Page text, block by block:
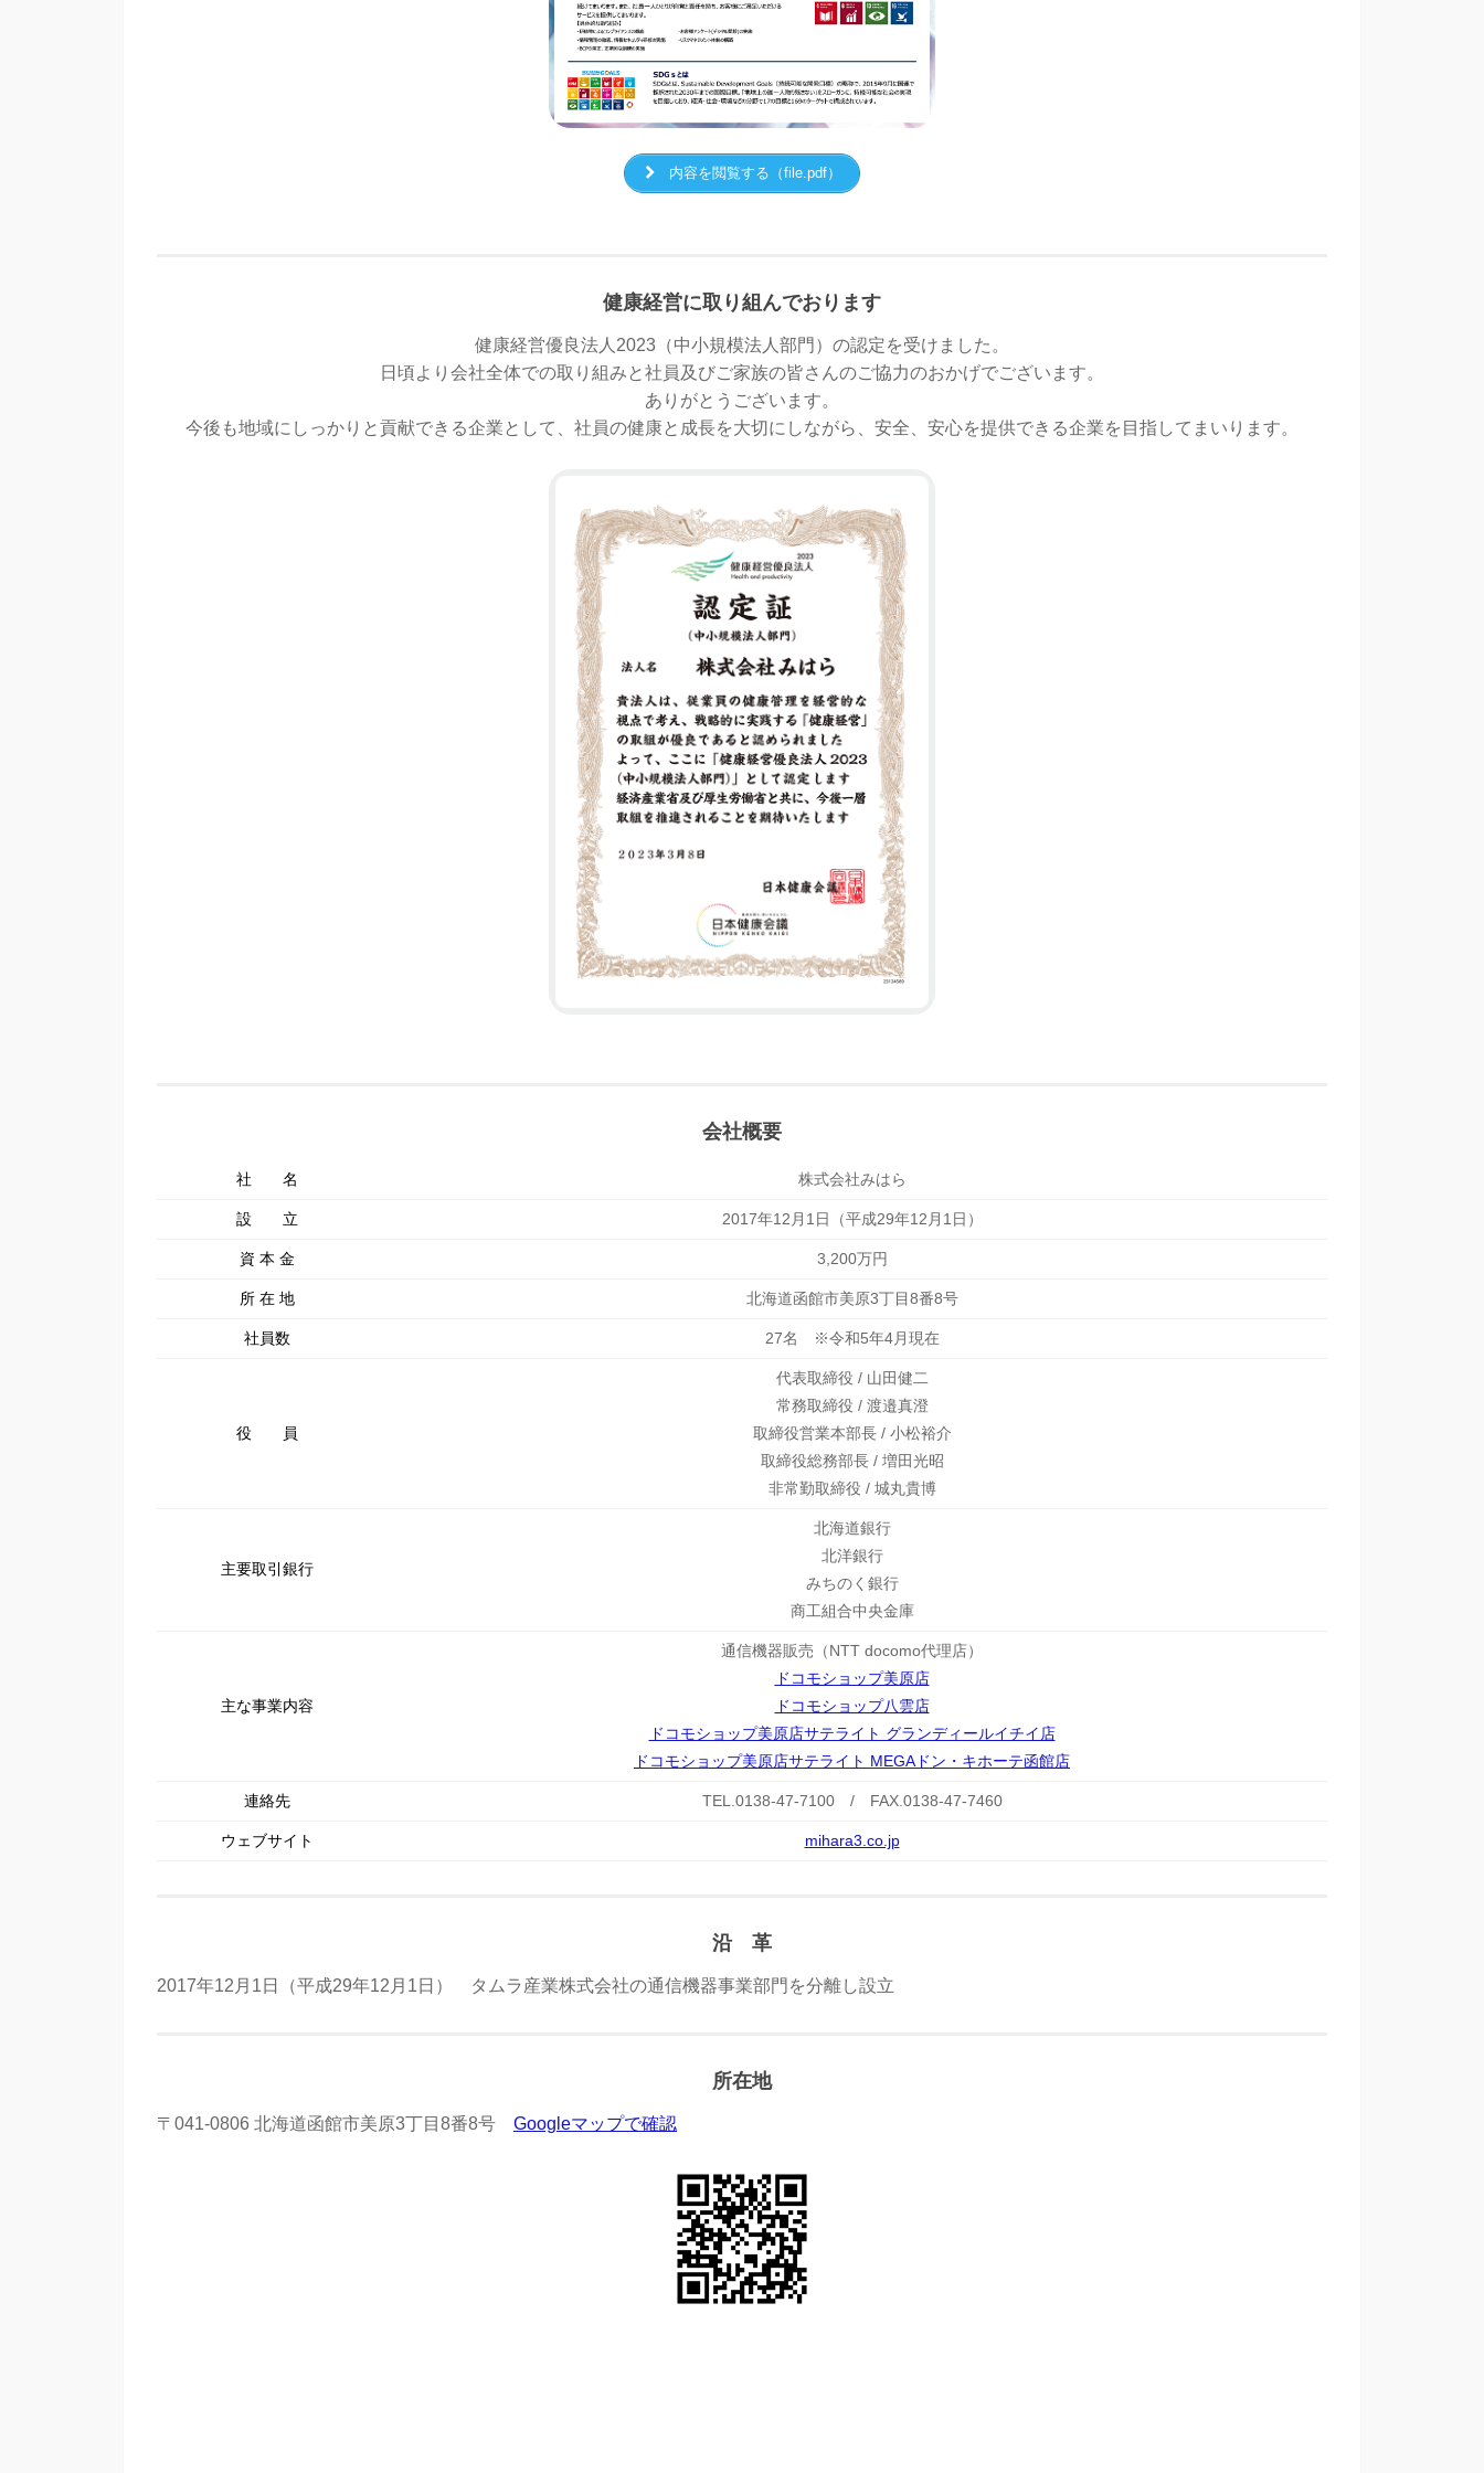
内容を閲覧する（file.pdf）
健康経営に取り組んでおります
健康経営優良法人2023（中小規模法人部門）の認定を受けました。
日頃より会社全体での取り組みと社員及びご家族の皆さんのご協力のおかげでございます。
ありがとうございます。
今後も地域にしっかりと貢献できる企業として、社員の健康と成長を大切にしながら、安全、安心を提供できる企業を目指してまいります。
会社概要
社 名 株式会社みはら
設 立 2017年12月1日（平成29年12月1日）
資 本 金 3,200万円
所 在 地 北海道函館市美原3丁目8番8号
社員数 27名 ※令和5年4月現在
役 員
代表取締役 / 山田健二
常務取締役 / 渡邉真澄
取締役営業本部長 / 小松裕介
取締役総務部長 / 増田光昭
非常勤取締役 / 城丸貴博
主要取引銀行
北海道銀行
北洋銀行
みちのく銀行
商工組合中央金庫
主な事業内容
通信機器販売（NTT docomo代理店）
ドコモショップ美原店
ドコモショップ八雲店
ドコモショップ美原店サテライト グランディールイチイ店
ドコモショップ美原店サテライト MEGAドン・キホーテ函館店
連絡先 TEL.0138-47-7100 / FAX.0138-47-7460
ウェブサイト mihara3.co.jp
沿 革
2017年12月1日（平成29年12月1日） タムラ産業株式会社の通信機器事業部門を分離し設立
所在地
〒041-0806 北海道函館市美原3丁目8番8号 Googleマップで確認